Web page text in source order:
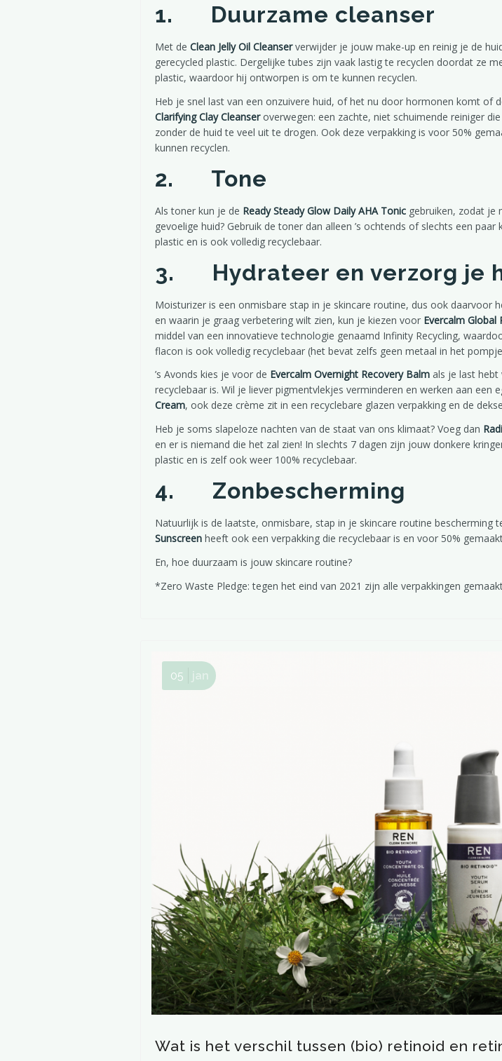
1. Duurzame cleanser
Met de Clean Jelly Oil Cleanserverwijder je jouw make-up en reinig je de
gerecycled plastic. Dergelijke tubes zijn vaak lastig te recyclen doordat ze
plastic, waardoor hij ontworpen is om te kunnen recyclen.
Heb je snel last van een onzuivere huid, of het nu door hormonen komt of
Clarifying Clay Cleanseroverwegen: een zachte, niet schuimende reiniger
zonder de huid te veel uit te drogen. Ook deze verpakking is voor 50%
kunnen recyclen.
2. Tone
Als toner kun je de Ready Steady Glow Daily AHA Tonic gebruiken, zodat je
gevoelige huid? Gebruik de toner dan alleen ’s ochtends of slechts een
plastic en is ook volledig recyclebaar.
3. Hydrateer en verzorg je
Moisturizer is een onmisbare stap in je skincare routine, dus ook daarvoor
en waarin je graag verbetering wilt zien, kun je kiezen voor Evercalm
middel van een innovatieve technologie genaamd Infinity Recycling,
flacon is ook volledig recyclebaar (het bevat zelfs geen metaal in het
’s Avonds kies je voor de Evercalm Overnight Recovery Balm als je last
recyclebaar is. Wil je liever pigmentvlekjes verminderen en werken aan een
Cream, ook deze crème zit in een recyclebare glazen verpakking en de
Heb je soms slapeloze nachten van de staat van ons klimaat? Voeg dan
en er is niemand die het zal zien! In slechts 7 dagen zijn jouw donkere
plastic en is zelf ook weer 100% recyclebaar.
4. Zonbescherming
Natuurlijk is de laatste, onmisbare, stap in je skincare routine bescherming
Sunscreen heeft ook een verpakking die recyclebaar is en voor 50%
En, hoe duurzaam is jouw skincare routine?
*Zero Waste Pledge: tegen het eind van 2021 zijn alle verpakkingen
Wat is het verschil tussen (bio) retinoid en
05 jan